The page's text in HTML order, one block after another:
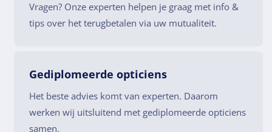
Vragen? Onze experten helpen je graag met info &
tips over het terugbetalen via uw mutualiteit.
Gediplomeerde opticiens
Het beste advies komt van experten. Daarom
werken wij uitsluitend met gediplomeerde opticiens
samen.